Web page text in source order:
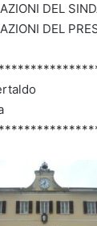
DEL
DEL